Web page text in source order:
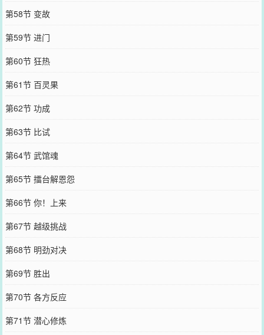
第58节 变故
第59节 进门
第60节 狂热
第61节 百灵果
第62节 功成
第63节 比试
第64节 武馆魂
第65节 擂台解恩怨
第66节 你！上来
第67节 越级挑战
第68节 明劲对决
第69节 胜出
第70节 各方反应
第71节 潜心修炼